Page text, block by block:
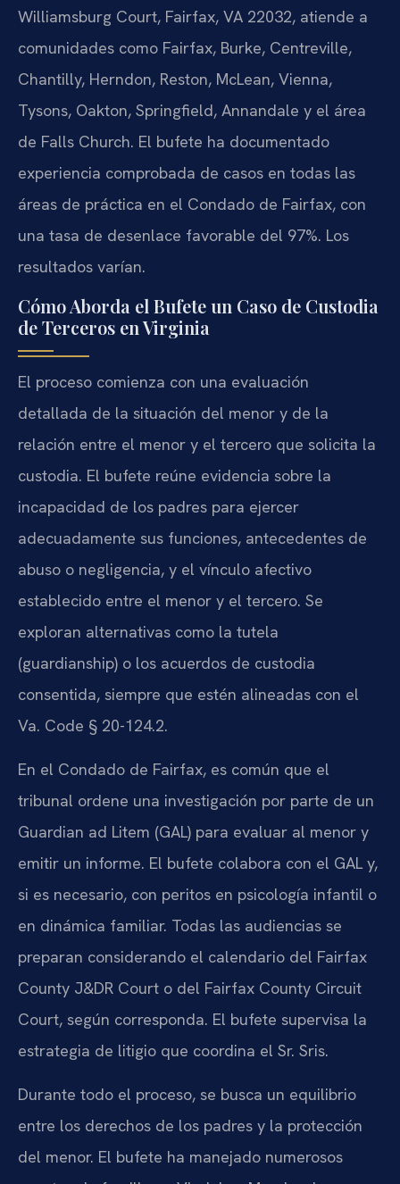
Williamsburg Court, Fairfax, VA 22032, atiende a
comunidades como Fairfax, Burke, Centreville,
Chantilly, Herndon, Reston, McLean, Vienna,
Tysons, Oakton, Springfield, Annandale y el área
de Falls Church. El bufete ha documentado
experiencia comprobada de casos en todas las
áreas de práctica en el Condado de Fairfax, con
una tasa de desenlace favorable del 97%. Los
resultados varían.
Cómo Aborda el Bufete un Caso de Custodia
de Terceros en Virginia
El proceso comienza con una evaluación
detallada de la situación del menor y de la
relación entre el menor y el tercero que solicita la
custodia. El bufete reúne evidencia sobre la
incapacidad de los padres para ejercer
adecuadamente sus funciones, antecedentes de
abuso o negligencia, y el vínculo afectivo
establecido entre el menor y el tercero. Se
exploran alternativas como la tutela
(guardianship) o los acuerdos de custodia
consentida, siempre que estén alineadas con el
Va. Code § 20-124.2.
En el Condado de Fairfax, es común que el
tribunal ordene una investigación por parte de un
Guardian ad Litem (GAL) para evaluar al menor y
emitir un informe. El bufete colabora con el GAL y,
si es necesario, con peritos en psicología infantil o
en dinámica familiar. Todas las audiencias se
preparan considerando el calendario del Fairfax
County J&DR Court o del Fairfax County Circuit
Court, según corresponda. El bufete supervisa la
estrategia de litigio que coordina el Sr. Sris.
Durante todo el proceso, se busca un equilibrio
entre los derechos de los padres y la protección
del menor. El bufete ha manejado numerosos